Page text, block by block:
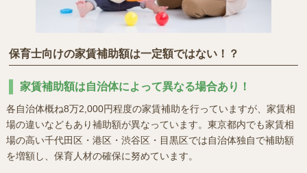
保育士向けの家賃補助額は一定額ではない！？
家賃補助額は自治体によって異なる場合あり！
各自治体概ね8万2,000円程度の家賃補助を行っていますが、家賃相
場の違いなどもあり補助額が異なっています。東京都内でも家賃相
場の高い千代田区・港区・渋谷区・目黒区では自治体独自で補助額
を増額し、保育人材の確保に努めています。